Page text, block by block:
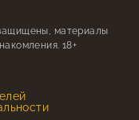
материалы
18+